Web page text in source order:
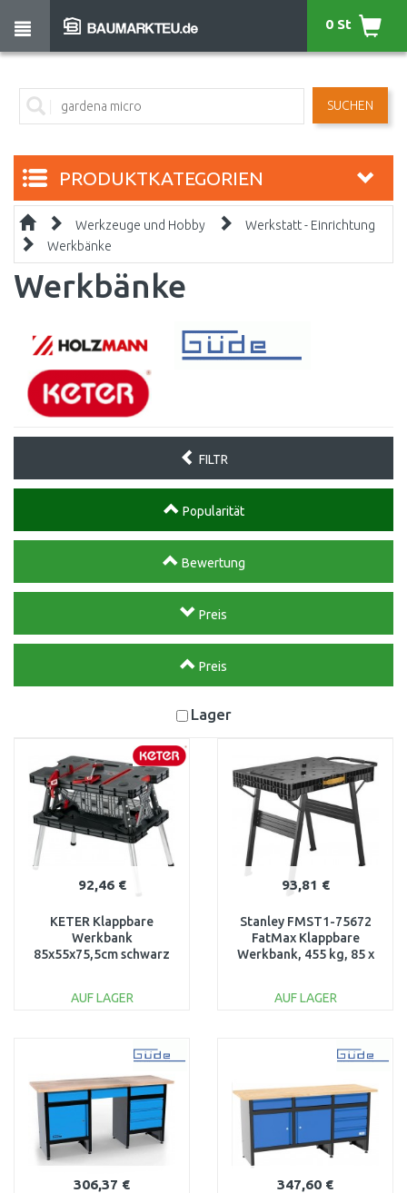
SUCHEN
0 St
PRODUKTKATEGORIEN
Werkzeuge und Hobby
Werkstatt - Einrichtung
Werkbänke
Werkbänke
FILTR
Popularität
Bewertung
Preis
Preis
Lager
92,46 €
KETER Klappbare
Werkbank
85x55x75,5cm schwarz
AUF LAGER
Vergleichen
93,81 €
Stanley FMST1-75672
FatMax Klappbare
Werkbank, 455 kg, 85 x
AUF LAGER
306,37 € 347,60 €